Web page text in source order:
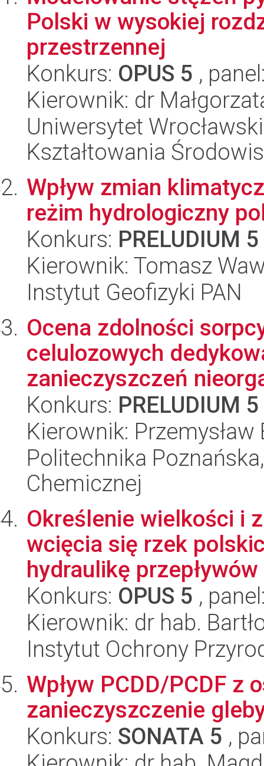
Polski w wysokiej
przestrzennej
Konkurs: OPUS 5 ,
Kierownik: dr
Uniwersytet
Kształtowania
Wpływ zmian
reżim hydrologiczny
Konkurs: PRELUDIUM 5
Kierownik: Tomasz
Instytut Geofizyki PAN
Ocena zdolności
celulozowych
zanieczyszczeń
Konkurs: PRELUDIUM 5
Kierownik: Przemysław
Politechnika
Chemicznej
Określenie wielkości i
wcięcia się rzek
hydraulikę
Konkurs: OPUS 5 ,
Kierownik: dr hab.
Instytut Ochrony
Wpływ PCDD/PCDF z
zanieczyszczenie
Konkurs: SONATA 5 ,